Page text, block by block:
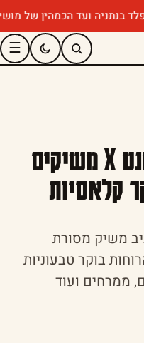
ועד הכמהין של מושיק
☰
שישי טבעוני: פלאנט X משיקים
קלאסיות
משיק מסורת
שישי חדשה עם 3 ארוחות בוקר טבעוניות
ממרחים ועוד